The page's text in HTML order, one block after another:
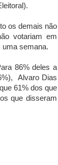
os demais não
votariam em
uma semana.
86% deles a
Alvaro Dias
61% dos que
que disseram